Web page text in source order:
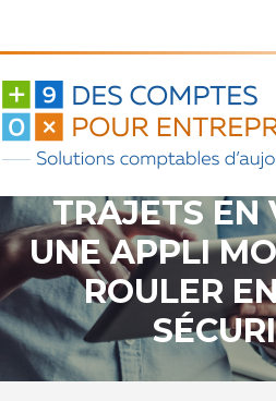
Aller
contenu
TRAJETS EN
UNE APPLI
ROULER